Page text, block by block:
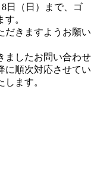
日（日）まで、ゴ
。
だきますようお願い
ましたお問い合わせ
に順次対応させてい
ます。